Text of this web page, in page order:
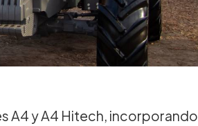
A4 y A4 Hitech, incorporando